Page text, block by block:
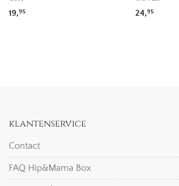
19,95 24,95
klantenservice
Contact
FAQ Hip&Mama Box